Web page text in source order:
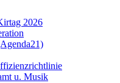
2026
u. Musik